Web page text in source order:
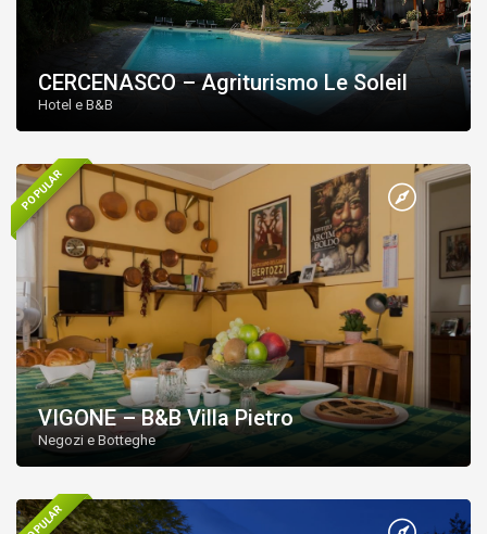
CERCENASCO – Agriturismo Le Soleil
Hotel e B&B
POPULAR
VIGONE – B&B Villa Pietro
Negozi e Botteghe
POPULAR